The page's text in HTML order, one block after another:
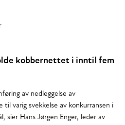
kobbernettet i inntil fem
av nedleggelse av
til varig svekkelse av konkurransen i
sier Hans Jørgen Enger, leder av